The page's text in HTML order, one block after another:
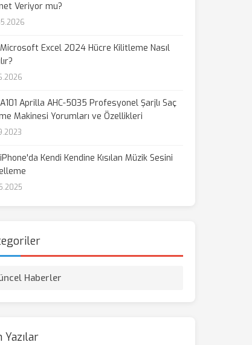
Veriyor mu?
Microsoft Excel 2024 Hücre Kilitleme Nasıl
A101 Aprilla AHC-5035 Profesyonel Şarjlı Saç
Makinesi Yorumları ve Özellikleri
iPhone'da Kendi Kendine Kısılan Müzik Sesini
Haberler
Yazılar